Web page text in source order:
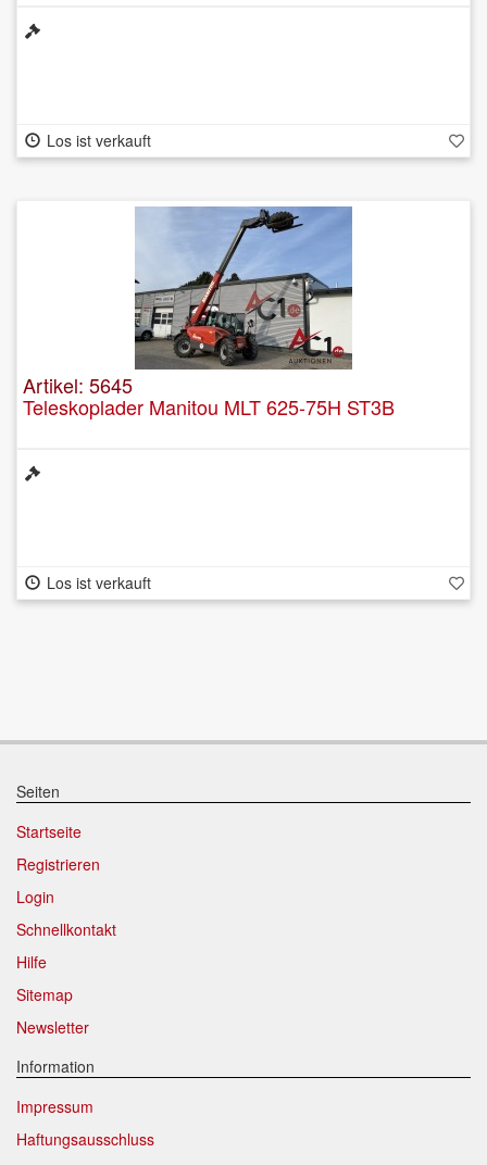
Los ist verkauft
Artikel: 5645
Teleskoplader Manitou MLT 625-75H ST3B
Los ist verkauft
Seiten
Startseite
Registrieren
Login
Schnellkontakt
Hilfe
Sitemap
Newsletter
Information
Impressum
Haftungsausschluss